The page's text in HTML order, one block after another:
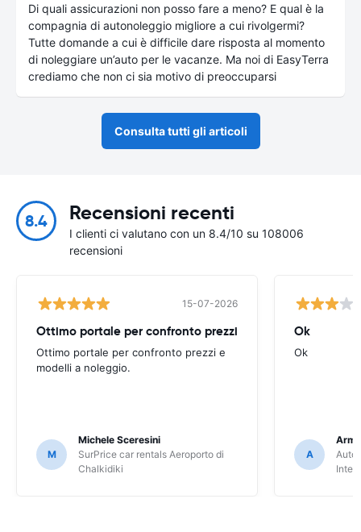
Di quali assicurazioni non posso fare a meno? E qual è la
compagnia di autonoleggio migliore a cui rivolgermi?
Tutte domande a cui è difficile dare risposta al momento
di noleggiare un’auto per le vacanze. Ma noi di EasyTerra
crediamo che non ci sia motivo di preoccuparsi
Consulta tutti gli articoli
8.4 Recensioni recenti
I clienti ci valutano con un 8.4/10 su 108006
recensioni
15-07-2026
Ottimo portale per confronto prezzi
Ottimo portale per confronto prezzi e
modelli a noleggio.
M
Michele Sceresini
SurPrice car rentals Aeroporto di
Chalkidiki
Ok
Ok
A